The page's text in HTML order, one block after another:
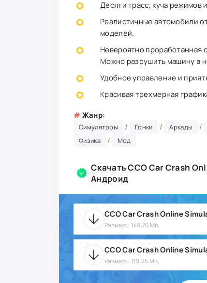
Десяти трасс, куча режимов
Реалистичные автомобили
моделей.
Невероятно проработанная
Можно разрушить машину в
Удобное управление и
Красивая трехмерная
# Жанр:
Симуляторы / Гонки / Аркады /
Физика / Мод
Скачать CCO Car Crash
Андроид
CCO Car Crash Online
Размер:: 149.76 Mb,
Размер:: 119.25 Mb,